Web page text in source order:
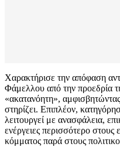
Χαρακτήρισε την απόφαση
Φάμελλου από την προεδρία
«ακατανόητη»,
στηρίζει. Επιπλέον,
λειτουργεί με ανασφάλεια,
ενέργειες περισσότερο στους
κόμματος παρά στους